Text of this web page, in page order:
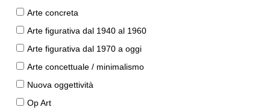
Arte concreta
Arte figurativa dal 1940 al 1960
Arte figurativa dal 1970 a oggi
Arte concettuale / minimalismo
Nuova oggettività
Op Art